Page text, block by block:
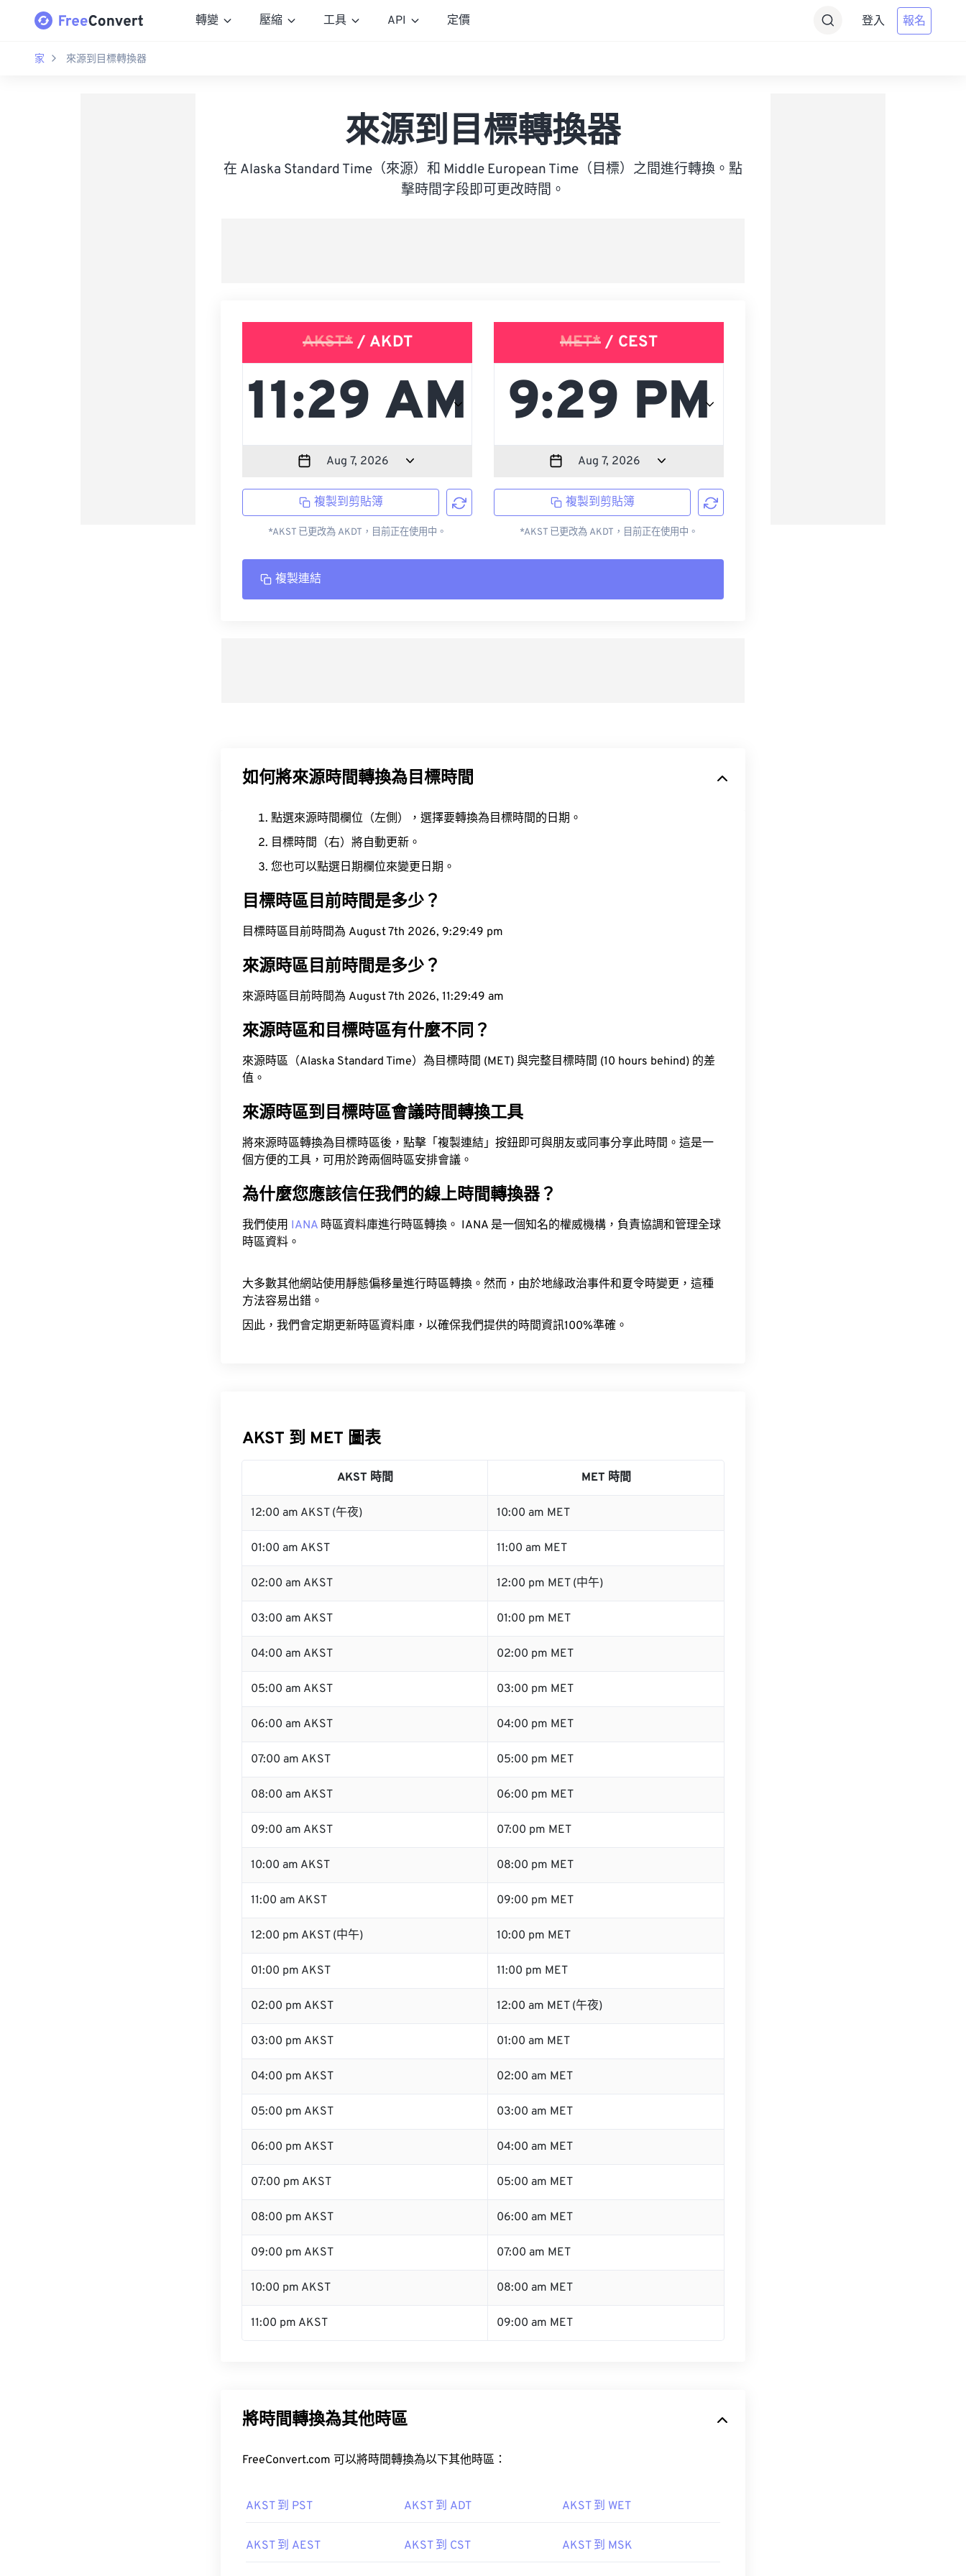
轉變 壓縮 工具 API 定價 登入 報名
家 來源到目標轉換器
來源到目標轉換器
在 Alaska Standard Time（來源）和 Middle European Time（目標）之間進行轉換。點
擊時間字段即可更改時間。
AKST*/ AKDT
複製到剪貼簿
*AKST 已更改為 AKDT，目前正在使用中。
MET* / CEST
複製到剪貼簿
*AKST 已更改為 AKDT，目前正在使用中。
複製連結
如何將來源時間轉換為目標時間
點選來源時間欄位（左側），選擇要轉換為目標時間的日期。
目標時間（右）將自動更新。
您也可以點選日期欄位來變更日期。
目標時區目前時間是多少？
目標時區目前時間為 August 7th 2026, 9:29:50 pm
來源時區目前時間是多少？
來源時區目前時間為 August 7th 2026, 11:29:50 am
來源時區和目標時區有什麼不同？
來源時區（Alaska Standard Time）為目標時間 (MET) 與完整目標時間 (10 hours behind) 的差
值。
來源時區到目標時區會議時間轉換工具
將來源時區轉換為目標時區後，點擊「複製連結」按鈕即可與朋友或同事分享此時間。這是一
個方便的工具，可用於跨兩個時區安排會議。
為什麼您應該信任我們的線上時間轉換器？
我們使用 IANA 時區資料庫進行時區轉換。 IANA 是一個知名的權威機構，負責協調和管理全球
時區資料。
大多數其他網站使用靜態偏移量進行時區轉換。然而，由於地緣政治事件和夏令時變更，這種
方法容易出錯。
因此，我們會定期更新時區資料庫，以確保我們提供的時間資訊100%準確。
AKST 到 MET 圖表
AKST 時間 MET 時間
12:00 am AKST (午夜) 10:00 am MET
01:00 am AKST 11:00 am MET
02:00 am AKST 12:00 pm MET (中午)
03:00 am AKST 01:00 pm MET
04:00 am AKST 02:00 pm MET
05:00 am AKST 03:00 pm MET
06:00 am AKST 04:00 pm MET
07:00 am AKST 05:00 pm MET
08:00 am AKST 06:00 pm MET
09:00 am AKST 07:00 pm MET
10:00 am AKST 08:00 pm MET
11:00 am AKST 09:00 pm MET
12:00 pm AKST (中午) 10:00 pm MET
01:00 pm AKST 11:00 pm MET
02:00 pm AKST 12:00 am MET (午夜)
03:00 pm AKST 01:00 am MET
04:00 pm AKST 02:00 am MET
05:00 pm AKST 03:00 am MET
06:00 pm AKST 04:00 am MET
07:00 pm AKST 05:00 am MET
08:00 pm AKST 06:00 am MET
09:00 pm AKST 07:00 am MET
10:00 pm AKST 08:00 am MET
11:00 pm AKST 09:00 am MET
將時間轉換為其他時區
FreeConvert.com 可以將時間轉換為以下其他時區：
AKST 到 PST AKST 到 ADT AKST 到 WET
AKST 到 AEST AKST 到 CST AKST 到 MSK